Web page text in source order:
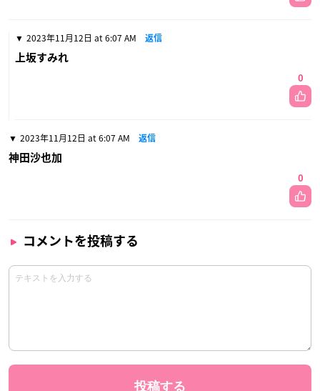
2023年11月12日 at 6:07 AM 返信
上坂すみれ
0
2023年11月12日 at 6:07 AM 返信
神田沙也加
0
コメントを投稿する